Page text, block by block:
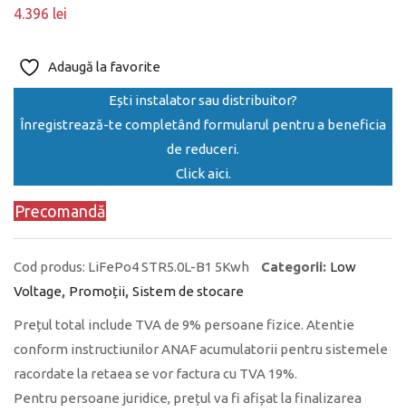
4.396 lei
Adaugă la favorite
Ești instalator sau distribuitor?
Înregistrează-te completând formularul pentru a beneficia
de reduceri.
Click aici.
Precomandă
Cod produs: LiFePo4 STR5.0L-B1 5Kwh Categorii: Low
Voltage, Promoții, Sistem de stocare
Prețul total include TVA de 9% persoane fizice. Atentie
conform instructiunilor ANAF acumulatorii pentru sistemele
racordate la retaea se vor factura cu TVA 19%.
Pentru persoane juridice, prețul va fi afișat la finalizarea